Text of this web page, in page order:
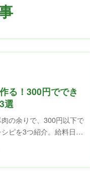
る！300円ででき
選
の余りで、300円以下で
ピを3つ紹介。給料日前
すで食材を無駄にせ